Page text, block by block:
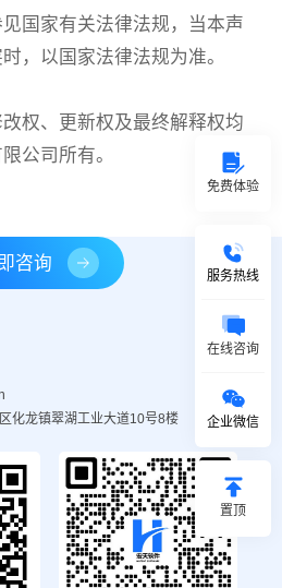
国家有关法律法规，当本声
，以国家法律法规为准。
权、更新权及最终解释权均
公司所有。
咨询
化龙镇翠湖工业大道10号8楼
免费体验
服务热线
在线咨询
企业微信
置顶